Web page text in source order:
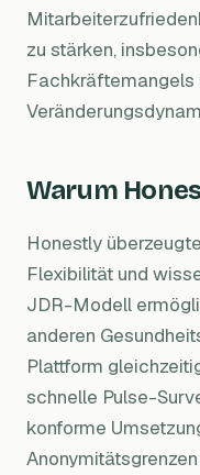
zu stärken,
Fachkräftemangels
Warum
Honestly
Flexibilität und
JDR-Modell
anderen
Plattform
schnelle Pulse-
konforme